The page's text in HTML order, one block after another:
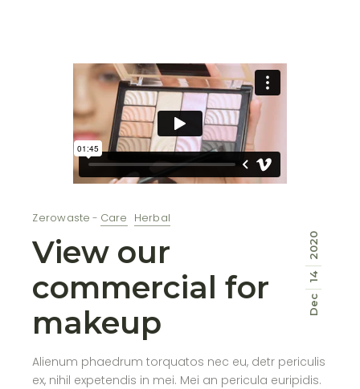
Dec
14
2020
Zerowaste Care Herbal
View our
commercial for
makeup
Alienum phaedrum torquatos nec eu, detr periculis
ex, nihil expetendis in mei. Mei an pericula euripidis.